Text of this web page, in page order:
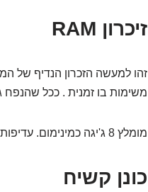
זיכרון RAM
זהו למעשה הזכרון הנדיף של
משימות בו זמנית . ככל שהנפח
מומלץ 8 ג'יגה כמינימום. עדיפות ל 16 גיגה ומעלה לגיימרים, אנימטורים וגרפיקאים.
כונן קשיח